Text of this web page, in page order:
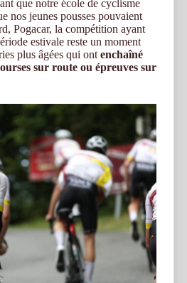
que notre école de cyclisme
nos jeunes pousses pouvaient
Pogacar, la compétition ayant
estivale reste un moment
plus âgées qui ont enchaîné
sur route ou épreuves sur